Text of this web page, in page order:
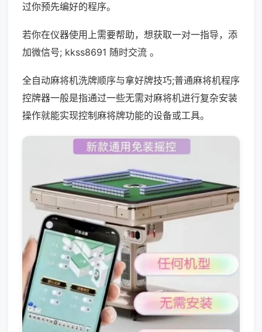
过你预先编好的程序。
若你在仪器使用上需要帮助，想获取一对一指导，添
加微信号; kkss8691 随时交流 。
全自动麻将机洗牌顺序与拿好牌技巧;普通麻将机程序
控牌器一般是指通过一些无需对麻将机进行复杂安装
操作就能实现控制麻将牌功能的设备或工具。